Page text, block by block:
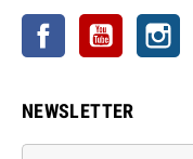
Facebook YouTube
NEWSLETTER